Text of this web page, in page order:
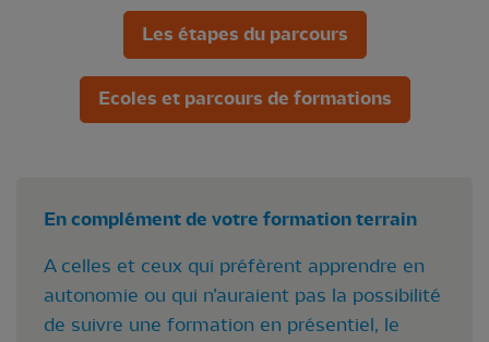
Les étapes du parcours
Ecoles et parcours de formations
En complément de votre formation terrain
A celles et ceux qui préfèrent apprendre en
autonomie ou qui n’auraient pas la possibilité
de suivre une formation en présentiel, le